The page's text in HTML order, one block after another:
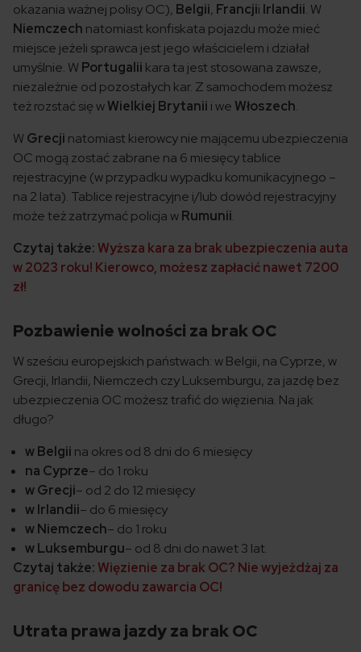
okazania ważnej polisy OC), Belgii, Francjii Irlandii. W
Niemczech natomiast konfiskata pojazdu może mieć
miejsce jeżeli sprawca jest jego właścicielem i działał
umyślnie. W Portugalii kara ta jest stosowana zawsze,
niezależnie od pozostałych kar. Z samochodem możesz
też rozstać się wWielkiej Brytanii i we Włoszech.
W Grecji natomiast kierowcy nie mającemu ubezpieczenia
OC mogą zostać zabrane na 6 miesięcy tablice
rejestracyjne (w przypadku wypadku komunikacyjnego –
na 2 lata). Tablice rejestracyjne i/lub dowód rejestracyjny
może też zatrzymać policja wRumunii.
Czytaj także:Wyższa kara za brak ubezpieczenia auta
w 2023 roku! Kierowco, możesz zapłacić nawet 7200
zł!
Pozbawienie wolności za brak OC
W sześciu europejskich państwach: w Belgii, na Cyprze, w
Grecji, Irlandii, Niemczech czy Luksemburgu, za jazdę bez
ubezpieczenia OC możesz trafić do więzienia. Na jak
długo?
w Belgii na okres od 8 dni do 6 miesięcy
na Cyprze– do 1 roku
w Grecji– od 2 do 12 miesięcy
w Irlandii– do 6 miesięcy
w Niemczech– do 1 roku
w Luksemburgu– od 8 dni do nawet 3 lat.
Czytaj także:Więzienie za brak OC? Nie wyjeżdżaj za
granicę bez dowodu zawarcia OC!
Utrata prawa jazdy za brak OC